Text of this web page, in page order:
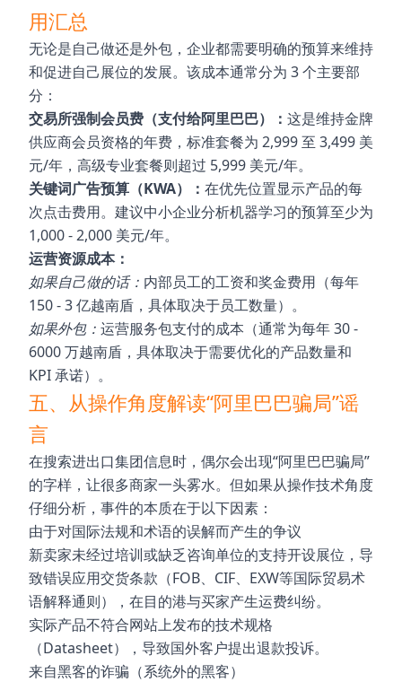
用汇总
无论是自己做还是外包，企业都需要明确的预算来维持
和促进自己展位的发展。该成本通常分为 3 个主要部
分：
交易所强制会员费（支付给阿里巴巴）： 这是维持金牌
供应商会员资格的年费，标准套餐为 2,999 至 3,499 美
元/年，高级专业套餐则超过 5,999 美元/年。
关键词广告预算（KWA）： 在优先位置显示产品的每
次点击费用。建议中小企业分析机器学习的预算至少为
1,​​000 - 2,000 美元/年。
运营资源成本：
如果自己做的话： 内部员工的工资和奖金费用（每年
150 - 3 亿越南盾，具体取决于员工数量）。
如果外包： 运营服务包支付的成本（通常为每年 30 -
6000 万越南盾，具体取决于需要优化的产品数量和
KPI 承诺）。
五、从操作角度解读“阿里巴巴骗局”谣
言
在搜索进出口集团信息时，偶尔会出现“阿里巴巴骗局”
的字样，让很多商家一头雾水。但如果从操作技术角度
仔细分析，事件的本质在于以下因素：
由于对国际法规和术语的误解而产生的争议
新卖家未经过培训或缺乏咨询单位的支持开设展位，导
致错误应用交货条款（FOB、CIF、EXW等国际贸易术
语解释通则），在目的港与买家产生运费纠纷。
实际产品不符合网站上发布的技术规格
（Datasheet），导致国外客户提出退款投诉。
来自黑客的诈骗（系统外的黑客）